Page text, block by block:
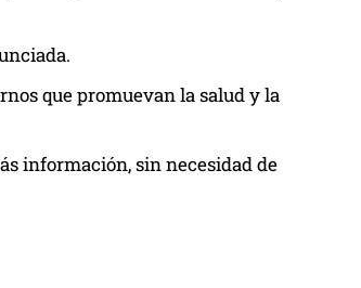
que promuevan la salud y la
información, sin necesidad de